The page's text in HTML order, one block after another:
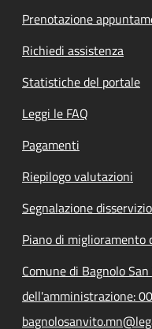
Prenotazione
Richiedi assistenza
Statistiche del portale
Leggi le FAQ
Pagamenti
Riepilogo valutazioni
Segnalazione disservizio
Piano di miglioramento
Comune di Bagnolo
dell'amministrazione: